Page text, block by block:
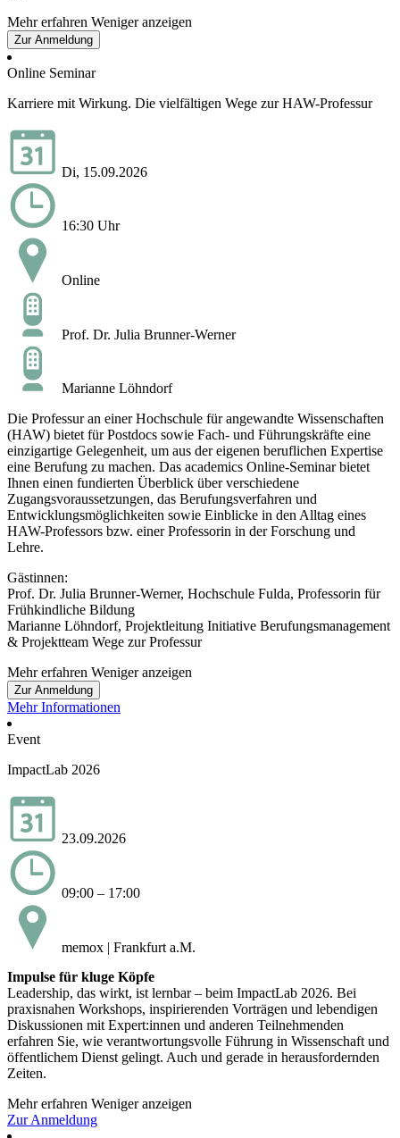
Mehr erfahren Weniger anzeigen
Zur Anmeldung
Online Seminar
Karriere mit Wirkung. Die vielfältigen Wege zur HAW-Professur
Di, 15.09.2026
16:30 Uhr
Online
Prof. Dr. Julia Brunner-Werner
Marianne Löhndorf
Die Professur an einer Hochschule für angewandte Wissenschaften
(HAW) bietet für Postdocs sowie Fach- und Führungskräfte eine
einzigartige Gelegenheit, um aus der eigenen beruflichen Expertise
eine Berufung zu machen. Das academics Online-Seminar bietet
Ihnen einen fundierten Überblick über verschiedene
Zugangsvoraussetzungen, das Berufungsverfahren und
Entwicklungsmöglichkeiten sowie Einblicke in den Alltag eines
HAW-Professors bzw. einer Professorin in der Forschung und
Lehre.
Gästinnen:
Prof. Dr. Julia Brunner-Werner, Hochschule Fulda, Professorin für
Frühkindliche Bildung
Marianne Löhndorf, Projektleitung Initiative Berufungsmanagement
& Projektteam Wege zur Professur
Mehr erfahren Weniger anzeigen
Zur Anmeldung
Mehr Informationen
Event
ImpactLab 2026
23.09.2026
09:00 – 17:00
memox | Frankfurt a.M.
Impulse für kluge Köpfe
Leadership, das wirkt, ist lernbar – beim ImpactLab 2026. Bei
praxisnahen Workshops, inspirierenden Vorträgen und lebendigen
Diskussionen mit Expert:innen und anderen Teilnehmenden
erfahren Sie, wie verantwortungsvolle Führung in Wissenschaft und
öffentlichem Dienst gelingt. Auch und gerade in herausfordernden
Zeiten.
Mehr erfahren Weniger anzeigen
Zur Anmeldung